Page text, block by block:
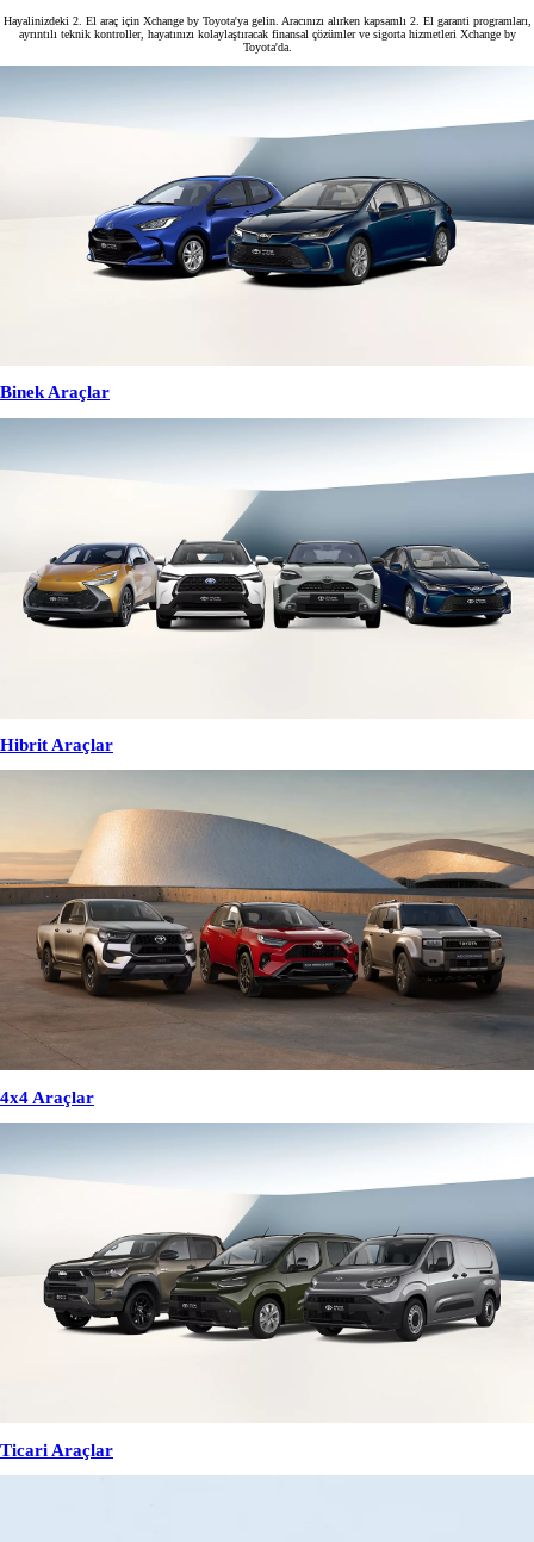
Hayalinizdeki 2. El araç için Xchange by Toyota'ya gelin. Aracınızı alırken kapsamlı 2. El garanti programları,
ayrıntılı teknik kontroller, hayatınızı kolaylaştıracak finansal çözümler ve sigorta hizmetleri Xchange by
Toyota'da.
Binek Araçlar
Hibrit Araçlar
4x4 Araçlar
Ticari Araçlar